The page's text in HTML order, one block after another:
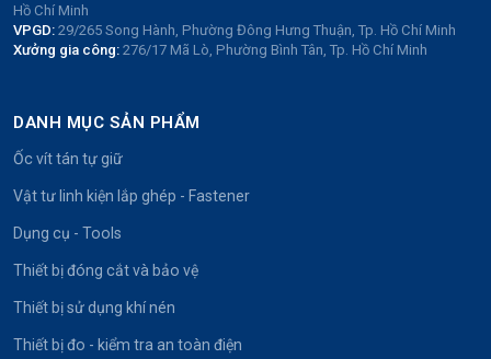
Hồ Chí Minh
VPGD: 29/265 Song Hành, Phường Đông Hưng Thuận, Tp. Hồ Chí Minh
Xưởng gia công: 276/17 Mã Lò, Phường Bình Tân, Tp. Hồ Chí Minh
DANH MỤC SẢN PHẨM
Ốc vít tán tự giữ
Vật tư linh kiện lắp ghép - Fastener
Dụng cụ - Tools
Thiết bị đóng cắt và bảo vệ
Thiết bị sử dụng khí nén
Thiết bị đo - kiểm tra an toàn điện